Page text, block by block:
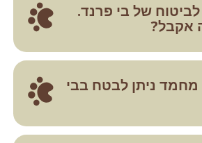
של בי פרנד.
אקבל?
מחמד ניתן לבטח בבי